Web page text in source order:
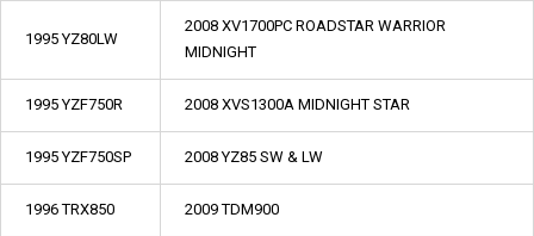
1995 YZ80LW
2008 XV1700PC ROADSTAR WARRIOR
MIDNIGHT
1995 YZF750R 2008 XVS1300A MIDNIGHT STAR
1995 YZF750SP 2008 YZ85 SW & LW
1996 TRX850 2009 TDM900